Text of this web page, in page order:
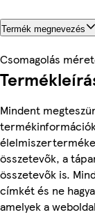
Termék megnevezés
Csomagolás
Mindent
összetevők, a
összetevők is.
címkét és ne
amelyek a